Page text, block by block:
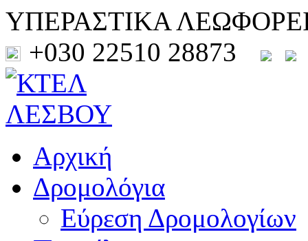
ΥΠΕΡΑΣΤΙΚΑ
+030 22510 28873
Αρχική
Δρομολόγια
Εύρεση Δρομολογίων